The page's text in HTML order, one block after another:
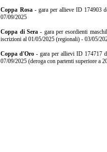
Coppa Rosa - gara per allieve ID 174903
07/09/2025
Coppa di Sera- gara per esordienti
iscrizioni al 01/05/2025 (regionali) - 03/05/
Coppa d'Oro- gara per allievi ID 174717
07/09/2025 (deroga con partenti superiore a